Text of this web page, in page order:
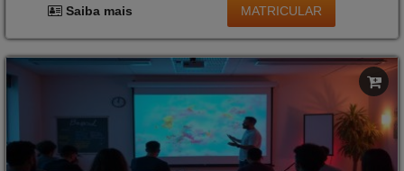
Saiba mais MATRICULAR